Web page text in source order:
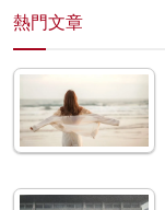
熱門文章